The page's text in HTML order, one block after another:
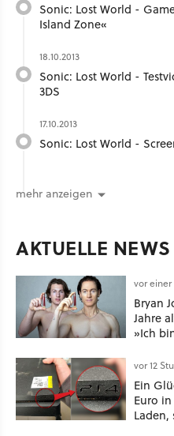
Sonic: Lost World -
Island Zone«
18.10.2013
Sonic: Lost World -
3DS
17.10.2013
Sonic: Lost World -
mehr anzeigen
AKTUELLE NEWS
vor
Bryan
Jahre
»Ich
vor 12
Ein
Euro
Laden,